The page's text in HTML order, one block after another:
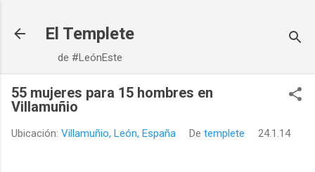
El Templete
de #LeónEste
55 mujeres para 15 hombres en
Villamuñio
Ubicación: Villamuñio, León, España De templete 24.1.14